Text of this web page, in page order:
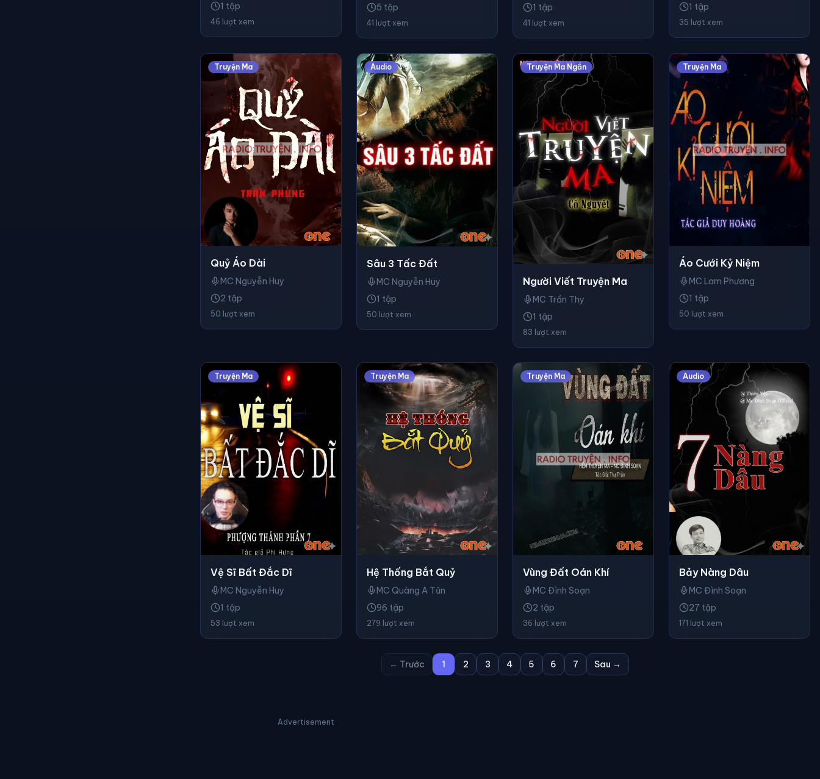
1 tập
46 lượt xem
5 tập
41 lượt xem
1 tập
41 lượt xem
1 tập
35 lượt xem
Truyện Ma
Quỷ Áo Dài
MC Nguyễn Huy
2 tập
50 lượt xem
Audio
Sâu 3 Tấc Đất
MC Nguyễn Huy
1 tập
50 lượt xem
Truyện Ma Ngắn
Người Viết Truyện Ma
MC Trần Thy
1 tập
83 lượt xem
Truyện Ma
Áo Cưới Kỷ Niệm
MC Lam Phương
1 tập
50 lượt xem
Truyện Ma
Vệ Sĩ Bất Đắc Dĩ
MC Nguyễn Huy
1 tập
53 lượt xem
Truyện Ma
Hệ Thống Bắt Quỷ
MC Quàng A Tũn
96 tập
279 lượt xem
Truyện Ma
Vùng Đất Oán Khí
MC Đình Soạn
2 tập
36 lượt xem
Audio
Bảy Nàng Dâu
MC Đình Soạn
27 tập
171 lượt xem
← Trước 1 2 3 4 5 6 7 Sau →
Advertisement